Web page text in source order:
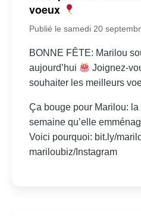
voeux
Publié le samedi 20
BONNE FÊTE: Marilou
aujourd’hui
Joignez-
souhaiter les meilleurs
Ça bouge pour Marilou:
semaine qu’elle
Voici pourquoi: bit.ly/
mariloubiz/Instagram